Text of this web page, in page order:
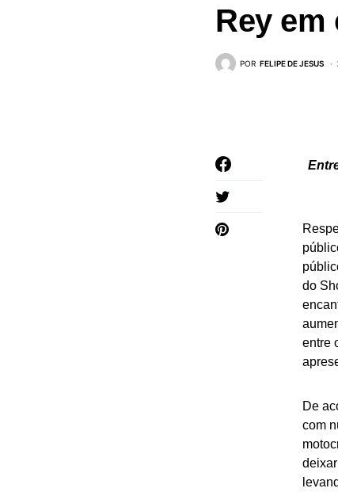
Rey em
POR FELIPE DE JESUS
do
entre
De
com